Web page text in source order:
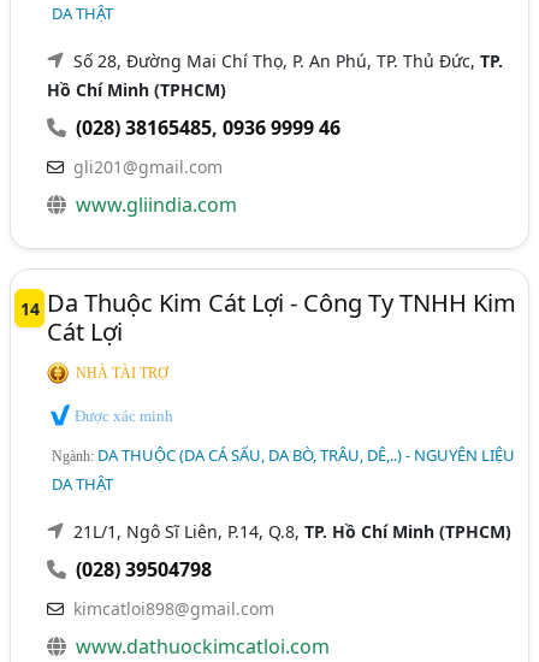
DA THẬT
Số 28, Đường Mai Chí Thọ, P. An Phú, TP. Thủ Đức,TP.
Hồ Chí Minh (TPHCM)
(028) 38165485,0936 9999 46
gli201@gmail.com
www.gliindia.com
14 Da Thuộc Kim Cát Lợi - Công Ty TNHH Kim
Cát Lợi
NHÀ TÀI TRỢ
Được xác minh
Ngành: DA THUỘC (DA CÁ SẤU, DA BÒ, TRÂU, DÊ,..) - NGUYÊN LIỆU
DA THẬT
21L/1, Ngô Sĩ Liên, P.14, Q.8,TP. Hồ Chí Minh (TPHCM)
(028) 39504798
kimcatloi898@gmail.com
www.dathuockimcatloi.com